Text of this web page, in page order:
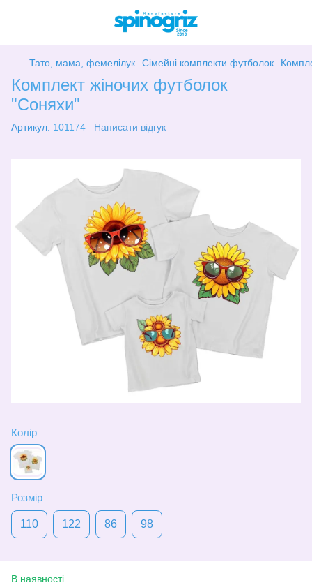
Тато, мама, фемелілук Сімейні комплекти футболок
Комплект жіночих футболок
"Соняхи"
Артикул: 101174 Написати відгук
Колір
Розмір
110 122 86 98
В наявності